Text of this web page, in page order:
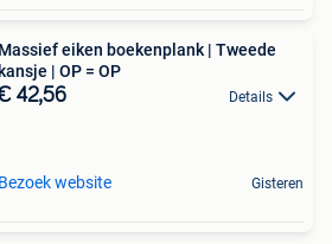
Massief eiken boekenplank | Tweede
kansje | OP = OP
42,56 Details
Bezoek website Gisteren